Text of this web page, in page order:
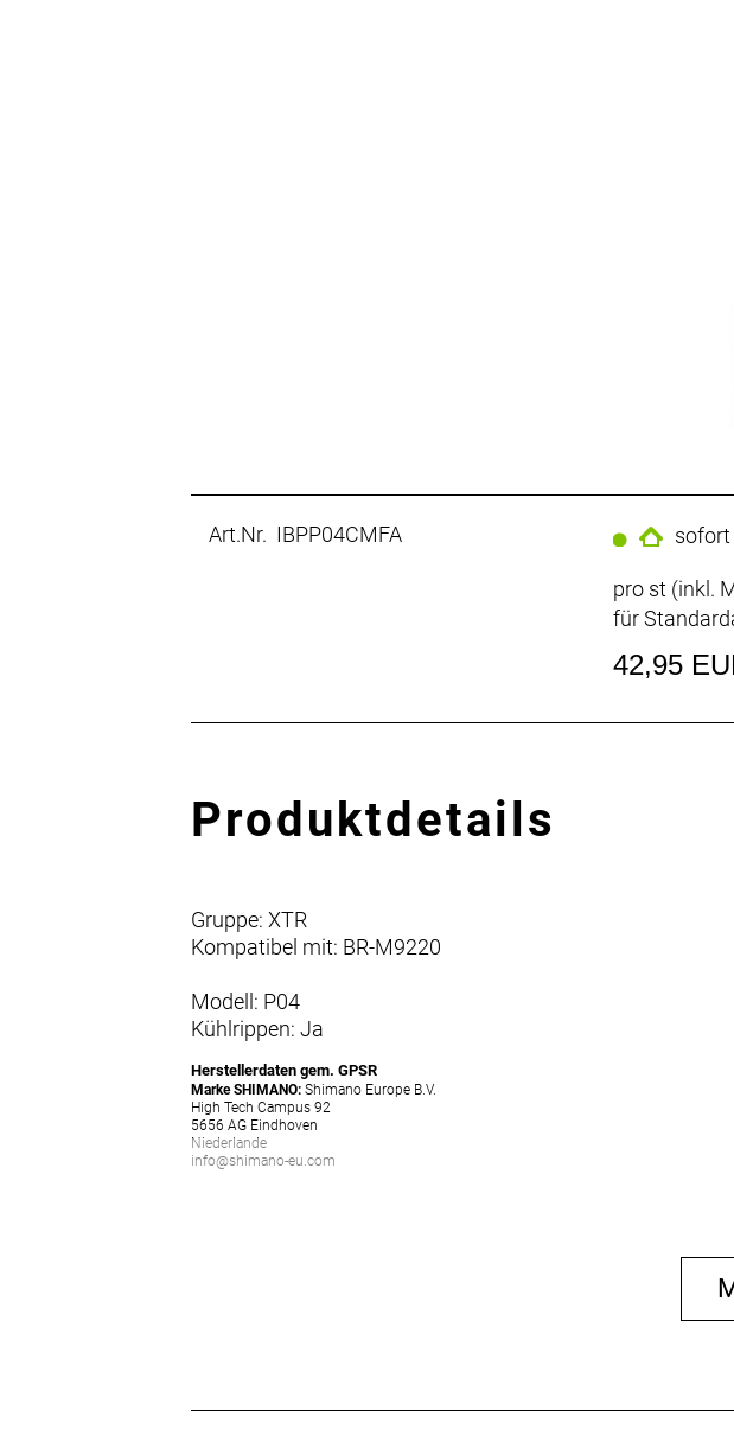
Art.Nr. IBPP04CMFA sofort
pro st (inkl.
für
42,95
Produktdetails
Gruppe: XTR
Kompatibel mit: BR-M9220
Modell: P04
Kühlrippen: Ja
Herstellerdaten gem. GPSR
Marke SHIMANO: Shimano Europe B.V.
High Tech Campus 92
5656 AG Eindhoven
Niederlande
info@shimano-eu.com